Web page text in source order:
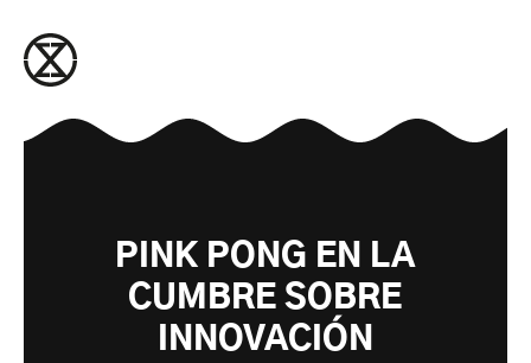
PINK PONG EN LA
CUMBRE SOBRE
INNOVACIÓN